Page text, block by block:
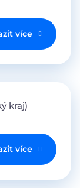
více
kraj)
více